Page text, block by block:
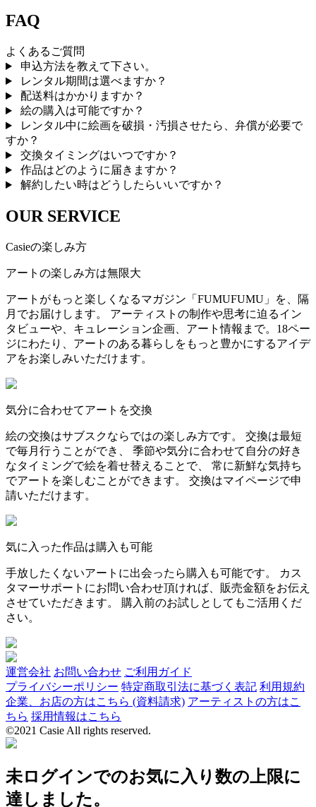
FAQ
よくあるご質問
申込方法を教えて下さい。
レンタル期間は選べますか？
配送料はかかりますか？
絵の購入は可能ですか？
レンタル中に絵画を破損・汚損させたら、弁償が必要で
すか？
交換タイミングはいつですか？
作品はどのように届きますか？
解約したい時はどうしたらいいですか？
OUR SERVICE
Casieの楽しみ方
アートの楽しみ方は無限大
アートがもっと楽しくなるマガジン「FUMUFUMU」を、隔
月でお届けします。 アーティストの制作や思考に迫るイン
タビューや、キュレーション企画、アート情報まで。18ペー
ジにわたり、アートのある暮らしをもっと豊かにするアイデ
アをお楽しみいただけます。
気分に合わせてアートを交換
絵の交換はサブスクならではの楽しみ方です。 交換は最短
で毎月行うことができ、 季節や気分に合わせて自分の好き
なタイミングで絵を着せ替えることで、 常に新鮮な気持ち
でアートを楽しむことができます。 交換はマイページで申
請いただけます。
気に入った作品は購入も可能
手放したくないアートに出会ったら購入も可能です。 カス
タマーサポートにお問い合わせ頂ければ、販売金額をお伝え
させていただきます。 購入前のお試しとしてもご活用くだ
さい。
運営会社 お問い合わせ ご利用ガイド
プライバシーポリシー 特定商取引法に基づく表記 利用規約
企業、お店の方はこちら (資料請求) アーティストの方はこ
ちら 採用情報はこちら
©2021 Casie All rights reserved.
未ログインでのお気に入り数の上限に
達しました。